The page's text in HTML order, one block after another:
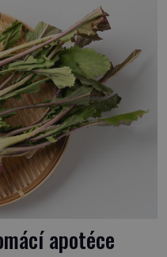
bylo postaveno v
apotéce